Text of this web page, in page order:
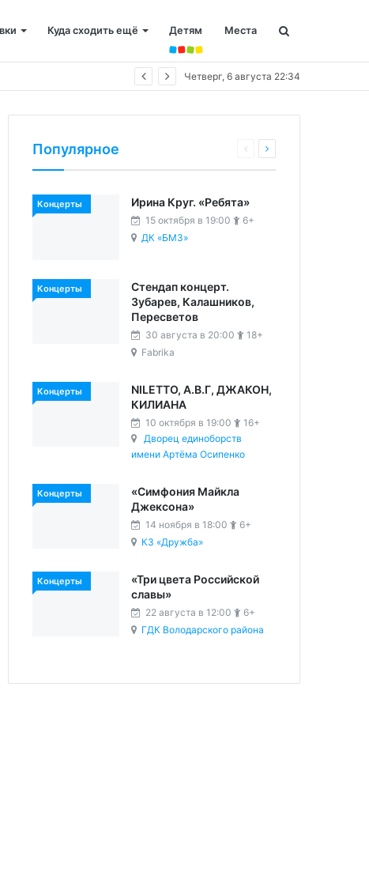
Куда сходить ещё Детям Места
Четверг, 6 августа 22:34
Популярное
Концерты Ирина Круг. «Ребята»
15 октября в 19:00
6+
ДК «БМЗ»
Концерты
Стендап концерт.
Зубарев, Калашников,
Пересветов
30 августа в 20:00
18+
Fabrika
Концерты
NILETTO, А.В.Г, ДЖАКОН,
КИЛИАНА
10 октября в 19:00
16+
Дворец единоборств
имени Артёма Осипенко
Концерты
«Симфония Майкла
Джексона»
14 ноября в 18:00
6+
КЗ «Дружба»
Концерты
«Три цвета Российской
славы»
22 августа в 12:00
6+
ГДК Володарского района